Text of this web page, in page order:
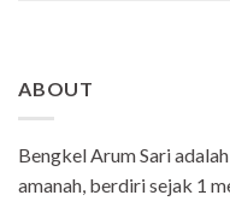
ABOUT
Bengkel Arum Sari
amanah, berdiri sejak 1